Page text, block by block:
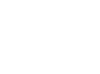
sanción impuesta
El club blanquiazul
para identificar a la
fotográficos